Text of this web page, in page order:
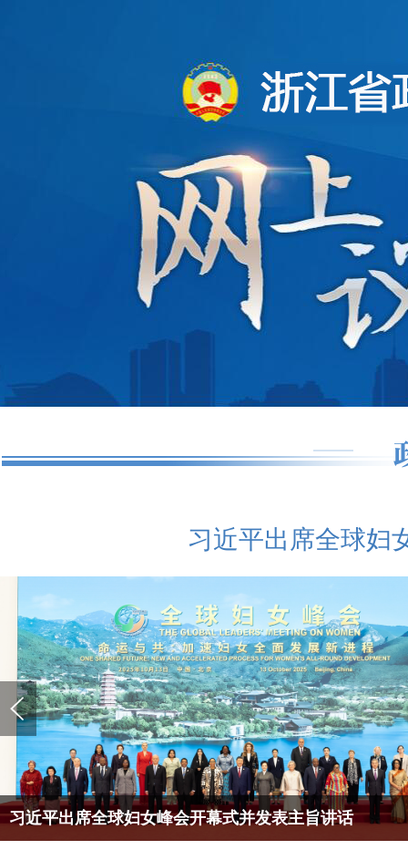
习近平出席全球妇
习近平出席全球妇女峰会开幕式并发表主旨讲话